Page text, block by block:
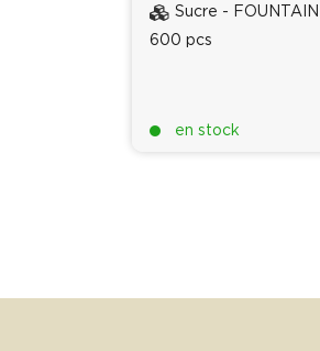
Sucre - FOUNTAIN
600 pcs
en stock